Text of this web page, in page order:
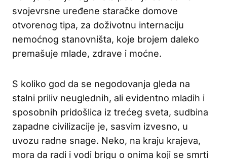
svojevrsne uređene staračke domove
otvorenog tipa, za doživotnu internaciju
nemoćnog stanovništa, koje brojem daleko
premašuje mlade, zdrave i moćne.
S koliko god da se negodovanja gleda na
stalni priliv neuglednih, ali evidentno mladih i
sposobnih pridošlica iz trećeg sveta, sudbina
zapadne civilizacije je, sasvim izvesno, u
uvozu radne snage. Neko, na kraju krajeva,
mora da radi i vodi brigu o onima koji se smrti